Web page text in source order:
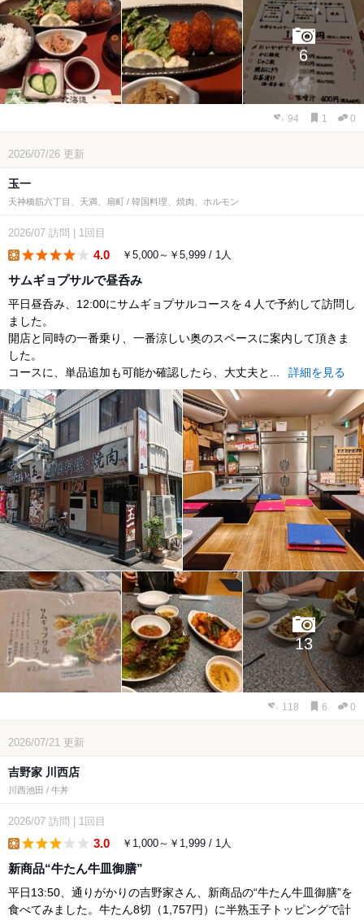
6
94 1 0
2026/07/26 更新
玉一
天神橋筋六丁目、天満、扇町 / 韓国料理、焼肉、ホルモン
2026/07 訪問 1回目
4.0 ￥5,000～￥5,999 / 1人
サムギョプサルで昼呑み
平日昼呑み、12:00にサムギョプサルコースを４人で予約して訪問し
ました。
開店と同時の一番乗り、一番涼しい奥のスペースに案内して頂きま
した。
コースに、単品追加も可能か確認したら、大丈夫と...
詳細を見る
13
118 6 0
2026/07/21 更新
吉野家 川西店
川西池田 / 牛丼
2026/07 訪問 1回目
3.0 ￥1,000～￥1,999 / 1人
新商品“牛たん牛皿御膳”
平日13:50、通りがかりの吉野家さん、新商品の“牛たん牛皿御膳”を
食べてみました。牛たん8切（1,757円）に半熟玉子トッピングで計